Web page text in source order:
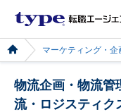
マーケティング・企
物流企画・物流管
流・ロジスティク